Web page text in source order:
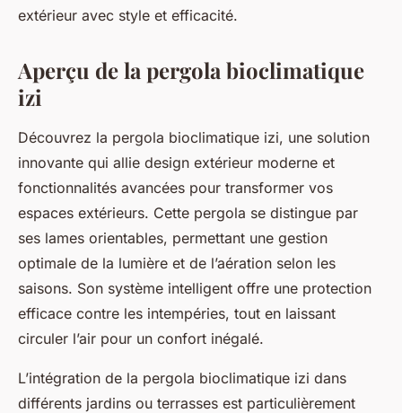
extérieur avec style et efficacité.
Aperçu de la pergola bioclimatique
izi
Découvrez la pergola bioclimatique izi, une solution
innovante qui allie design extérieur moderne et
fonctionnalités avancées pour transformer vos
espaces extérieurs. Cette pergola se distingue par
ses lames orientables, permettant une gestion
optimale de la lumière et de l’aération selon les
saisons. Son système intelligent offre une protection
efficace contre les intempéries, tout en laissant
circuler l’air pour un confort inégalé.
L’intégration de la pergola bioclimatique izi dans
différents jardins ou terrasses est particulièrement